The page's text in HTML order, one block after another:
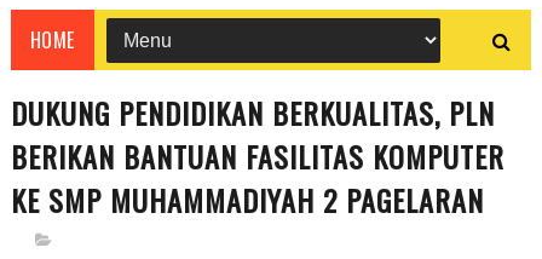
HOME
DUKUNG PENDIDIKAN BERKUALITAS, PLN
BERIKAN BANTUAN FASILITAS KOMPUTER
KE SMP MUHAMMADIYAH 2 PAGELARAN